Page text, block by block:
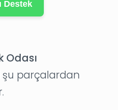
Destek
Odası
şu parçalardan